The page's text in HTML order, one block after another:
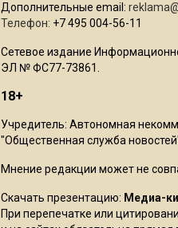
Дополнительные email:
Телефон: +7 495 004-56-11
Сетевое издание
ЭЛ № ФС77-73861.
18+
Учредитель: Автономная
"Общественная служба
Мнение редакции может не
Скачать презентацию: Медиа-
При перепечатке или